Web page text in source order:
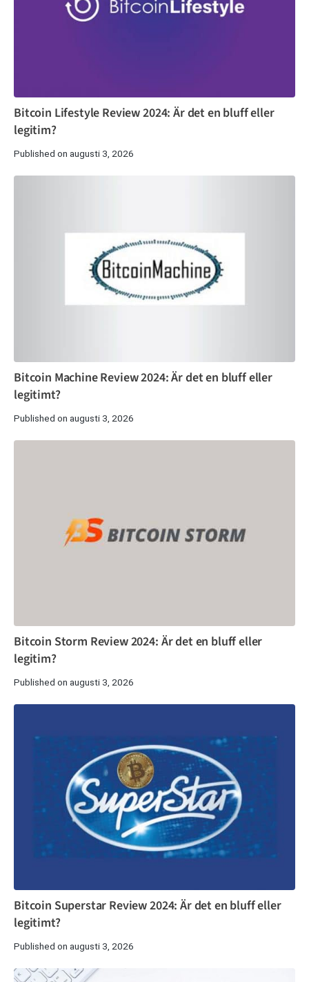
Bitcoin Lifestyle Review 2024: Är det en bluff eller
legitim?
Published on augusti 3, 2026
Bitcoin Machine Review 2024: Är det en bluff eller
legitimt?
Published on augusti 3, 2026
Bitcoin Storm Review 2024: Är det en bluff eller
legitim?
Published on augusti 3, 2026
Bitcoin Superstar Review 2024: Är det en bluff eller
legitimt?
Published on augusti 3, 2026